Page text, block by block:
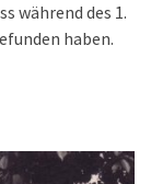
während des 1.
haben.